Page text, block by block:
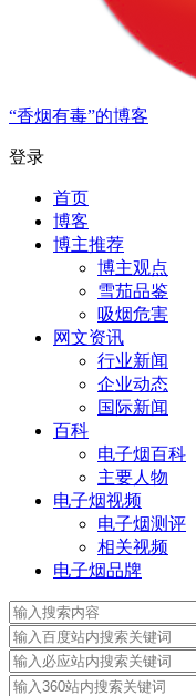
“香烟有毒”的博客
登录
首页
博客
博主推荐
博主观点
雪茄品鉴
吸烟危害
网文资讯
行业新闻
企业动态
国际新闻
百科
电子烟百科
主要人物
电子烟视频
电子烟测评
相关视频
电子烟品牌